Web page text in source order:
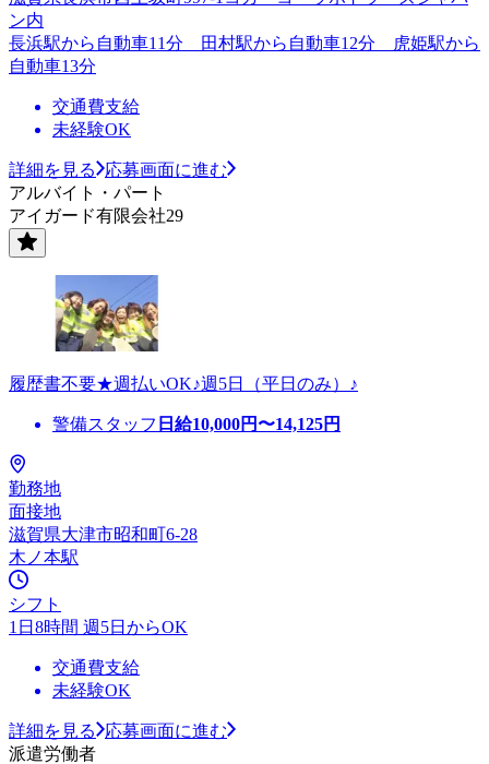
ン内
長浜駅から自動車11分 田村駅から自動車12分 虎姫駅から
自動車13分
交通費支給
未経験OK
詳細を見る
応募画面に進む
アルバイト・パート
アイガード有限会社29
履歴書不要★週払いOK♪週5日（平日のみ）♪
警備スタッフ 日給10,000円〜14,125円
勤務地
面接地
滋賀県大津市昭和町6-28
木ノ本駅
シフト
1日8時間 週5日からOK
交通費支給
未経験OK
詳細を見る
応募画面に進む
派遣労働者